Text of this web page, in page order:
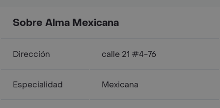
Sobre Alma Mexicana
Dirección calle 21 #4-76
Especialidad Mexicana